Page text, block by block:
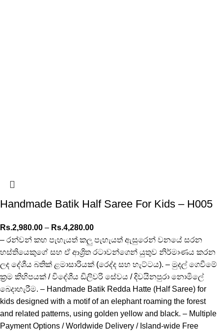
Handmade Batik Half Saree For Kids – H005
Rs.2,980.00 – Rs.4,280.00
– රන්වන් කහ පැහැයත් කලු පැහැයත් ඇසුරෙන් වනයේ සරන
හස්තියෙකුගේ සහ ඒ ආශ්‍රිත රටාවන්ගෙන් යුතුව නිර්මාණය කරන
ලද දේශීය බතික් ළමාසාරියක් (රෙද්ද සහ හැට්ටය). – මුදල් ගෙවීමේ
ක්‍රම කිහිපයක් / විදේශීය ඩිලිවරි සේවය / දිවයිනපුරා නොමිලේ
බෙදාහැරීම. – Handmade Batik Redda Hatte (Half Saree) for
kids designed with a motif of an elephant roaming the forest
and related patterns, using golden yellow and black. – Multiple
Payment Options / Worldwide Delivery / Island-wide Free